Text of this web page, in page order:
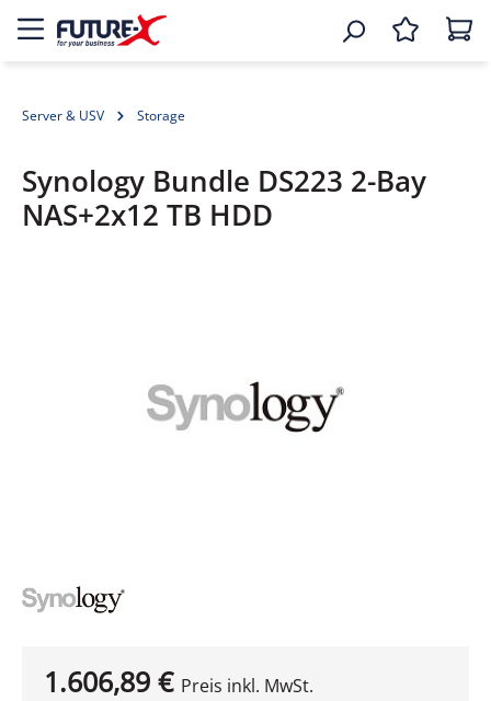
Server & USV Storage
Synology Bundle DS223 2-Bay
NAS+2x12 TB HDD
1.606,89 € Preis inkl. MwSt.